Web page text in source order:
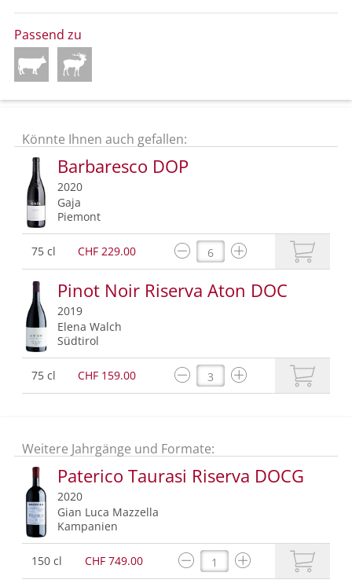
Passend zu
Könnte Ihnen auch gefallen:
Barbaresco DOP
2020
Gaja
Piemont
75 cl CHF 229.00
Pinot Noir Riserva Aton DOC
2019
Elena Walch
Südtirol
75 cl CHF 159.00
Weitere Jahrgänge und Formate:
Paterico Taurasi Riserva DOCG
2020
Gian Luca Mazzella
Kampanien
150 cl CHF 749.00